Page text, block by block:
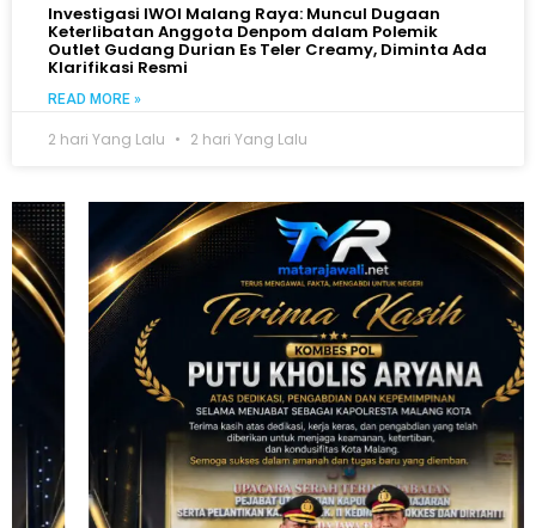
Investigasi IWOI Malang Raya: Muncul Dugaan
Keterlibatan Anggota Denpom dalam Polemik
Outlet Gudang Durian Es Teler Creamy, Diminta Ada
Klarifikasi Resmi
READ MORE »
2 hari Yang Lalu 2 hari Yang Lalu